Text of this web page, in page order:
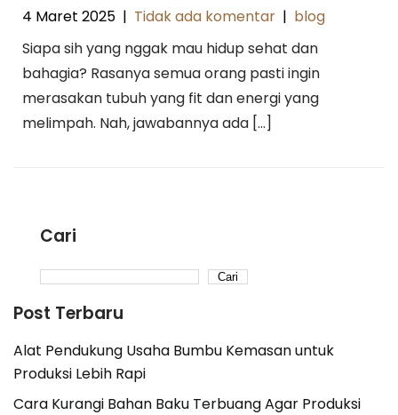
4 Maret 2025 | Tidak ada komentar | blog
Siapa sih yang nggak mau hidup sehat dan
bahagia? Rasanya semua orang pasti ingin
merasakan tubuh yang fit dan energi yang
melimpah. Nah, jawabannya ada […]
Cari
Cari
Post Terbaru
Alat Pendukung Usaha Bumbu Kemasan untuk
Produksi Lebih Rapi
Cara Kurangi Bahan Baku Terbuang Agar Produksi